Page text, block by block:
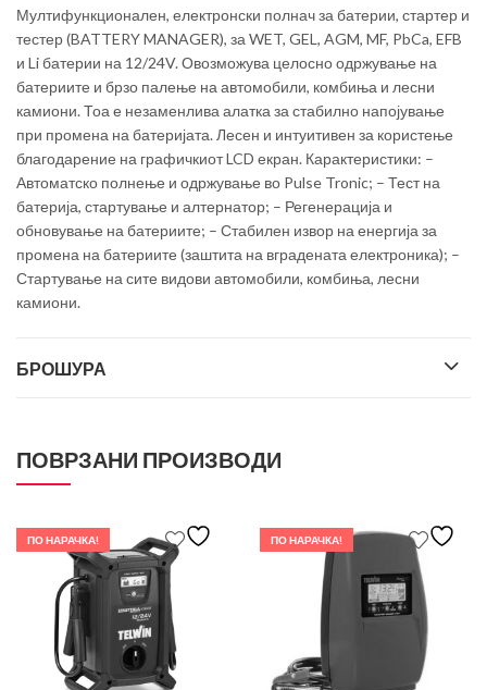
Мултифункционален, електронски полнач за батерии, стартер и
тестер (BATTERY MANAGER), за WET, GEL, AGM, MF, PbCa, EFB
и Li батерии на 12/24V. Овозможува целосно одржување на
батериите и брзо палење на автомобили, комбиња и лесни
камиони. Тоа е незаменлива алатка за стабилно напојување
при промена на батеријата. Лесен и интуитивен за користење
благодарение на графичкиот LCD екран. Карактеристики: –
Автоматско полнење и одржување во Pulse Tronic; – Тест на
батерија, стартување и алтернатор; – Регенерација и
обновување на батериите; – Стабилен извор на енергија за
промена на батериите (заштита на вградената електроника); –
Стартување на сите видови автомобили, комбиња, лесни
камиони.
БРОШУРА
ПОВРЗАНИ ПРОИЗВОДИ
ПО НАРАЧКА! ПО НАРАЧКА!